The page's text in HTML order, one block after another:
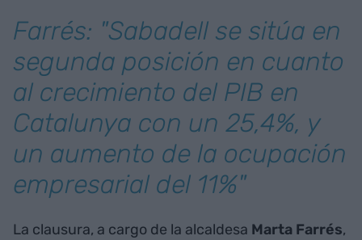
Farrés: "Sabadell se sitúa en
segunda posición en cuanto
al crecimiento del PIB en
Catalunya con un 25,4%, y
un aumento de la ocupación
empresarial del 11%"
La clausura, a cargo de la alcaldesa Marta Farrés,